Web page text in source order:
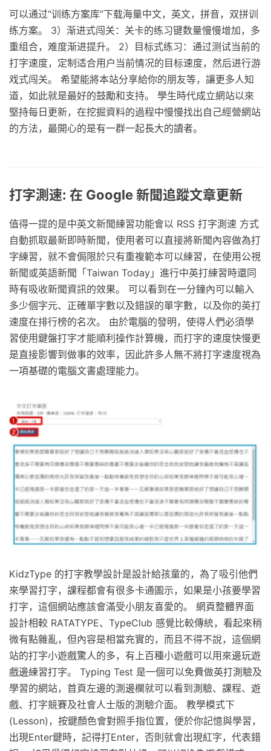
可以通过“训练方案库”下载海量中文，英文，拼音，双拼训
练方案。 3）渐进式闯关：关卡的练习键数量慢慢增加，多
重组合，难度渐进提升。 2）目标式练习：通过测试当前的
打字速度，定制适合用户当前情况的目标速度，然后进行游
戏式闯关。 希望能將本站分享給你的朋友等，讓更多人知
道，如此就是最好的鼓勵和支持。 學生時代成立網站以來
堅持每日更新，在挖掘資料的過程中慢慢找出自己經營網站
的方法，最開心的是有一群一起長大的讀者。
打字測速: 在 Google 新聞追蹤文章更新
值得一提的是中英文新聞練習功能會以 RSS 打字測速 方式
自動抓取最新即時新聞，使用者可以直接將新聞內容做為打
字練習，就不會侷限於只有重複範本可以練習，在使用公視
新聞或英語新聞「Taiwan Today」進行中英打練習時還同
時有吸收新聞資訊的效果。 可以看到在一分鐘內可以輸入
多少個字元、正確單字數以及錯誤的單字數，以及你的英打
速度在排行榜的名次。 由於電腦的發明，使得人們必須學
習使用鍵盤打字才能順利操作計算機，而打字的速度快慢更
是直接影響到做事的效率，因此許多人無不將打字速度視為
一項基礎的電腦文書處理能力。
KidzType 的打字教學設計是設計給孩童的，為了吸引他們
來學習打字，課程都會有很多卡通圖示，如果是小孩要學習
打字，這個網站應該會滿受小朋友喜愛的。 網頁整體界面
設計相較 RATATYPE、TypeClub 感覺比較傳統，看起來稍
微有點雜亂，但內容是相當充實的，而且不得不說，這個網
站的打字小遊戲驚人的多，有上百種小遊戲可以用來邊玩遊
戲邊練習打字。 Typing Test 是一個可以免費做英打測驗及
學習的網站，首頁左邊的測邊欄就可以看到測驗、課程、遊
戲、打字競賽及社會人士版的測驗介面。 教學模式下
(Lesson)，按鍵顏色會對照手指位置，便於你記憶與學習，
出現Enter鍵時，記得打Enter，否則就會出現紅字，代表錯